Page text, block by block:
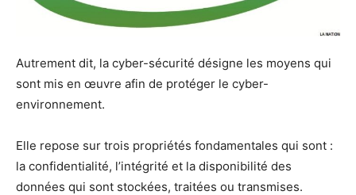
Autrement dit, la cyber-sécurité désigne les moyens qui
sont mis en œuvre afin de protéger le cyber-
environnement.
Elle repose sur trois propriétés fondamentales qui sont :
la confidentialité, l’intégrité et la disponibilité des
données qui sont stockées, traitées ou transmises.